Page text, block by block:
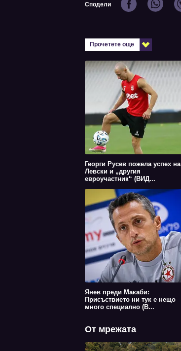
Сподели
Прочетете още
Георги Русев пожела успех на
Левски и „другия
евроучастник“ (ВИД...
Янев преди Макаби:
Присъствието ни тук е нещо
много специално (В...
От мрежата